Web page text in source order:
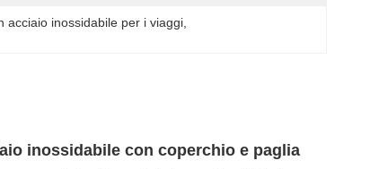
acciaio inossidabile per i viaggi
inossidabile con coperchio e paglia